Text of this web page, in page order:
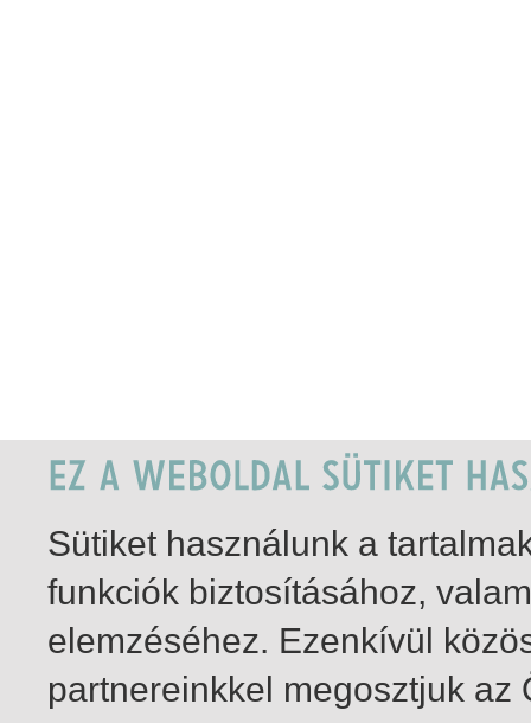
Sütiket használunk a
funkciók biztosításához,
elemzéséhez. Ezenkívül
partnereinkkel megosztjuk